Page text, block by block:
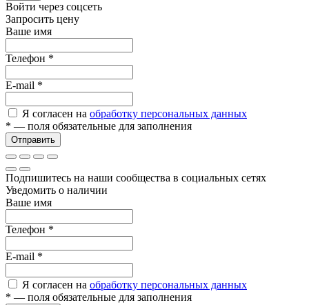
Войти через соцсеть
Запросить цену
Ваше имя
Телефон *
E-mail *
Я согласен на обработку персональных данных
* — поля обязательные для заполнения
Отправить
Подпишитесь на наши сообщества в социальных сетях
Уведомить о наличии
Ваше имя
Телефон *
E-mail *
Я согласен на обработку персональных данных
* — поля обязательные для заполнения